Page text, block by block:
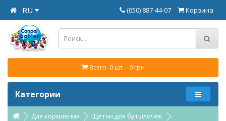
RU Корзина
(050) 887-44-07
Всего: 0 шт. - 0 грн
Категории
Для кормления
Щетки для бутылочек